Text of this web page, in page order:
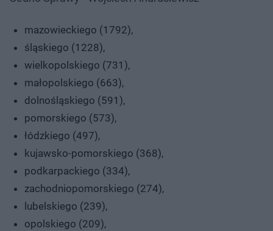
mazowieckiego (1792),
śląskiego (1228),
wielkopolskiego (731),
małopolskiego (663),
dolnośląskiego (591),
pomorskiego (573),
łódzkiego (497),
kujawsko-pomorskiego (368),
podkarpackiego (334),
zachodniopomorskiego (274),
lubelskiego (239),
opolskiego (209),